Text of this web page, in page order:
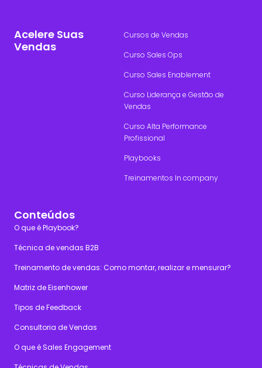
Acelere Suas
Vendas
Cursos de Vendas
Curso Sales Ops
Curso Sales Enablement
Curso Liderança e Gestão de
Vendas
Curso Alta Performance
Profissional
Playbooks
Treinamentos In company
Conteúdos
O que é Playbook?
Técnica de vendas B2B
Treinamento de vendas: Como montar, realizar e mensurar?
Matriz de Eisenhower
Tipos de Feedback
Consultoria de Vendas
O que é Sales Engagement